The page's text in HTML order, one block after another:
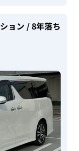
ョン / 8年落ち